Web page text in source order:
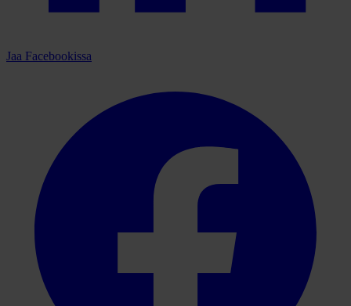
Jaa Facebookissa